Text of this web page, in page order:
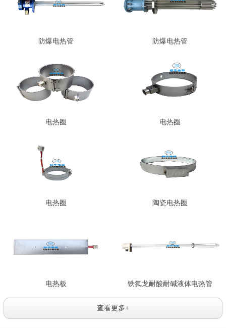
防爆电热管 防爆电热管
电热圈 电热圈
电热圈 陶瓷电热圈
电热板 铁氟龙耐酸耐碱液体电热管
查看更多+